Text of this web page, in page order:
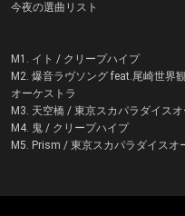
今夜の選曲リスト
M1. イト / クリープハイプ
M2. 爆音ラヴソング feat.尾崎世界
オーケストラ
M3. 天空橋 / 東京スカパラダイス
M4. 鬼 / クリープハイプ
M5. Prism / 東京スカパラダイスオ